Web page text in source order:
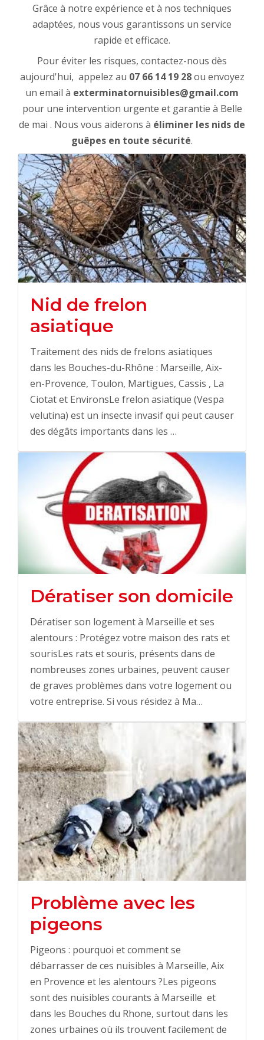
Grâce à notre expérience et à nos techniques
adaptées, nous vous garantissons un service
rapide et efficace.
Pour éviter les risques, contactez-nous dès
aujourd'hui, appelez au 07 66 14 19 28ou envoyez
un email à exterminatornuisibles@gmail.com
pour une intervention urgente et garantie à Belle
de mai . Nous vous aiderons à éliminer les nids de
guêpes en toute sécurité.
Nid de frelon
asiatique
Traitement des nids de frelons asiatiques
dans les Bouches-du-Rhône : Marseille, Aix-
en-Provence, Toulon, Martigues, Cassis , La
Ciotat et EnvironsLe frelon asiatique (Vespa
velutina) est un insecte invasif qui peut causer
des dégâts importants dans les …
Dératiser son domicile
Dératiser son logement à Marseille et ses
alentours : Protégez votre maison des rats et
sourisLes rats et souris, présents dans de
nombreuses zones urbaines, peuvent causer
de graves problèmes dans votre logement ou
votre entreprise. Si vous résidez à Ma…
Problème avec les
pigeons
Pigeons : pourquoi et comment se
débarrasser de ces nuisibles à Marseille, Aix
en Provence et les alentours ?Les pigeons
sont des nuisibles courants à Marseille et
dans les Bouches du Rhone, surtout dans les
zones urbaines où ils trouvent facilement de